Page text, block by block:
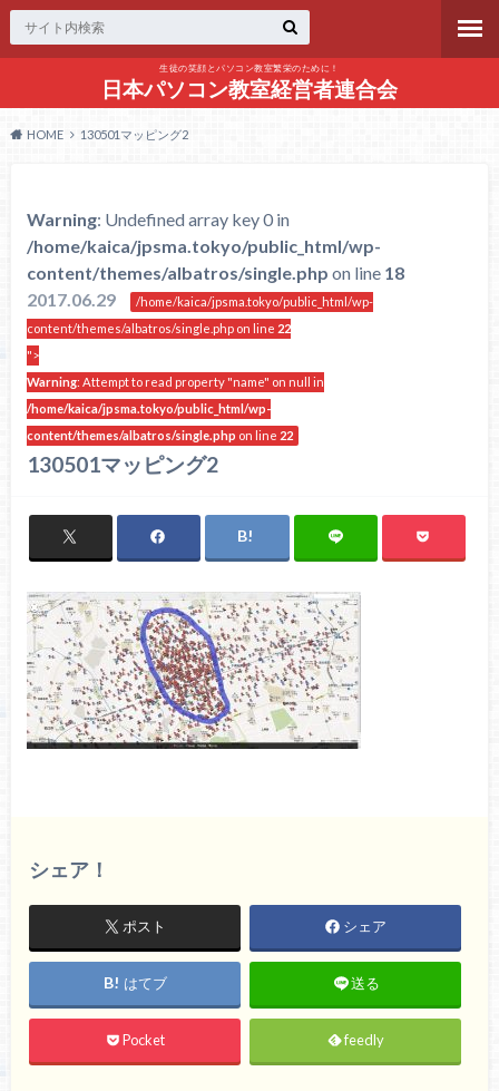
生徒の笑顔とパソコン教室繁栄のために！
日本パソコン教室経営者連合会
HOME 130501マッピング2
Warning: Undefined array key 0 in
/home/kaica/jpsma.tokyo/public_html/wp-
content/themes/albatros/single.php on line 18
2017.06.29
/home/kaica/jpsma.tokyo/public_html/wp-
content/themes/albatros/single.php on line 22
">
Warning: Attempt to read property "name" on null in
/home/kaica/jpsma.tokyo/public_html/wp-
content/themes/albatros/single.php on line 22
130501マッピング2
シェア！
ポスト シェア
はてブ 送る
Pocket feedly